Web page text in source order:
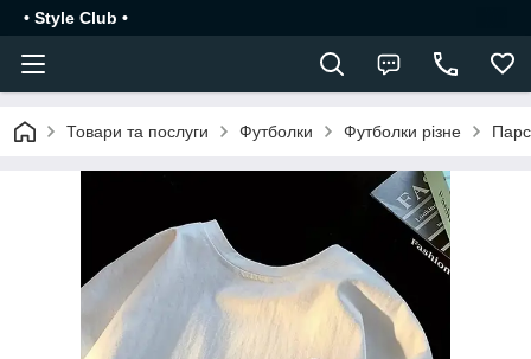
• Style Club •
Товари та послуги Футболки Футболки різне